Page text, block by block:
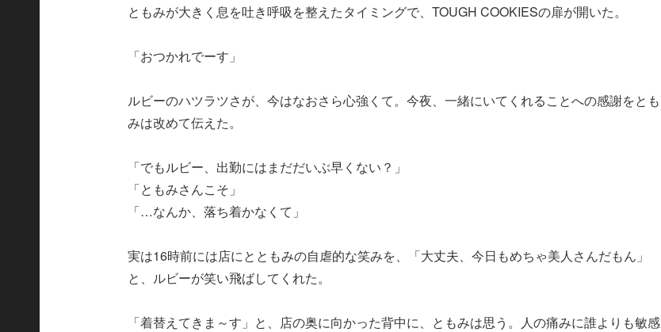
ともみが大きく息を吐き呼吸を整えたタイミングで、TOUGH COOKIESの扉が開いた。
「おつかれでーす」
ルビーのハツラツさが、今はなおさら心強くて。今夜、一緒にいてくれることへの感謝をとも
みは改めて伝えた。
「でもルビー、出勤にはまだだいぶ早くない？」
「ともみさんこそ」
「…なんか、落ち着かなくて」
実は16時前には店にとともみの自虐的な笑みを、「大丈夫、今日もめちゃ美人さんだもん」
と、ルビーが笑い飛ばしてくれた。
「着替えてきま～す」と、店の奥に向かった背中に、ともみは思う。人の痛みに誰よりも敏感